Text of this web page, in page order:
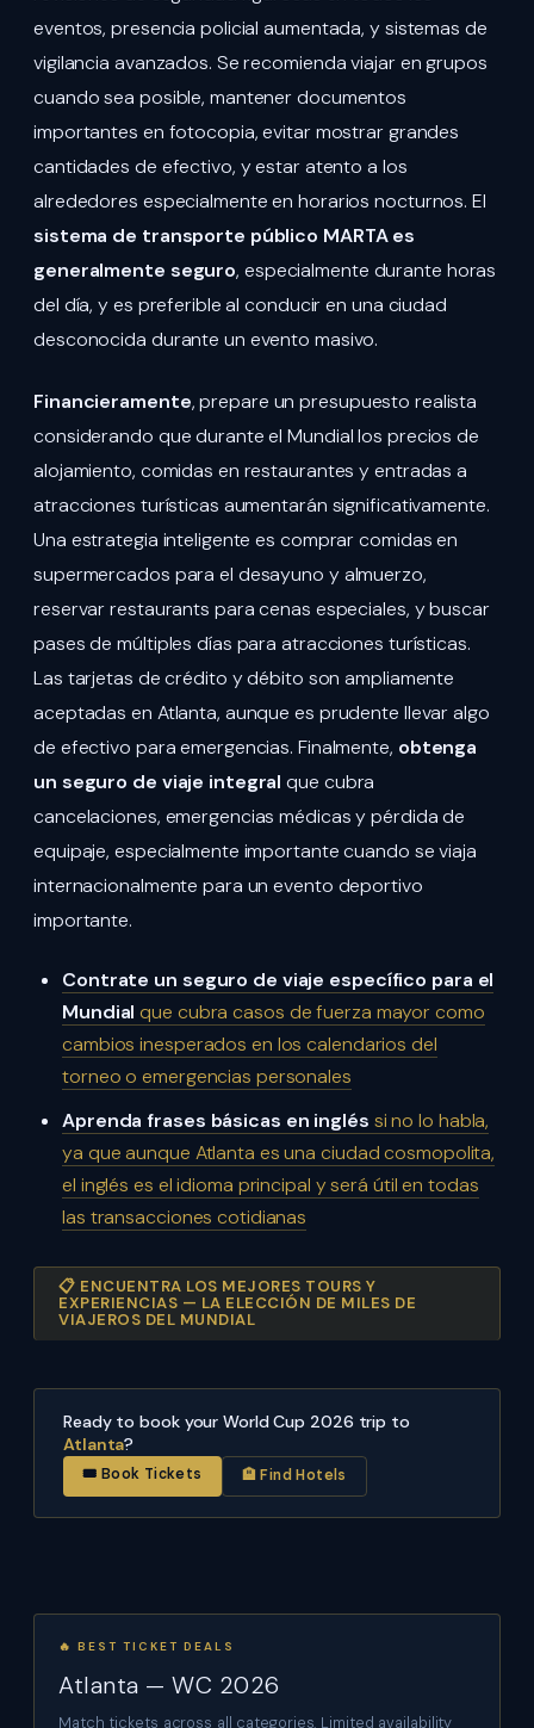
eventos, presencia policial aumentada, y sistemas de
vigilancia avanzados. Se recomienda viajar en grupos
cuando sea posible, mantener documentos
importantes en fotocopia, evitar mostrar grandes
cantidades de efectivo, y estar atento a los
alrededores especialmente en horarios nocturnos. El
sistema de transporte público MARTA es
generalmente seguro, especialmente durante horas
del día, y es preferible al conducir en una ciudad
desconocida durante un evento masivo.
Financieramente, prepare un presupuesto realista
considerando que durante el Mundial los precios de
alojamiento, comidas en restaurantes y entradas a
atracciones turísticas aumentarán significativamente.
Una estrategia inteligente es comprar comidas en
supermercados para el desayuno y almuerzo,
reservar restaurants para cenas especiales, y buscar
pases de múltiples días para atracciones turísticas.
Las tarjetas de crédito y débito son ampliamente
aceptadas en Atlanta, aunque es prudente llevar algo
de efectivo para emergencias. Finalmente, obtenga
un seguro de viaje integral que cubra
cancelaciones, emergencias médicas y pérdida de
equipaje, especialmente importante cuando se viaja
internacionalmente para un evento deportivo
importante.
Contrate un seguro de viaje específico para el
Mundial que cubra casos de fuerza mayor como
cambios inesperados en los calendarios del
torneo o emergencias personales
Aprenda frases básicas en inglés si no lo habla,
ya que aunque Atlanta es una ciudad cosmopolita,
el inglés es el idioma principal y será útil en todas
las transacciones cotidianas
📋 ENCUENTRA LOS MEJORES TOURS Y
EXPERIENCIAS — LA ELECCIÓN DE MILES DE
VIAJEROS DEL MUNDIAL
Ready to book your World Cup 2026 trip to
Atlanta?
🎟 Book Tickets 🏨 Find Hotels
🔥 BEST TICKET DEALS
Atlanta — WC 2026
Match tickets across all categories. Limited availability